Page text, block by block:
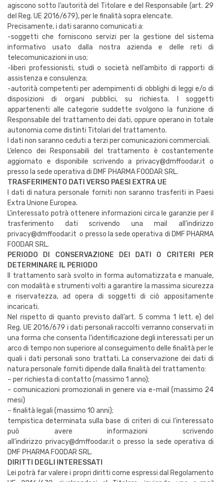
agiscono sotto l’autorità del Titolare e del Responsabile (art. 29
del Reg. UE 2016/679), per le finalità sopra elencate.
Precisamente, i dati saranno comunicati a:
-soggetti che forniscono servizi per la gestione del sistema
informativo usato dalla nostra azienda e delle reti di
telecomunicazioni in uso;
-liberi professionisti, studi o società nell’ambito di rapporti di
assistenza e consulenza;
-autorità competenti per adempimenti di obblighi di leggi e/o di
disposizioni di organi pubblici, su richiesta. I soggetti
appartenenti alle categorie suddette svolgono la funzione di
Responsabile del trattamento dei dati, oppure operano in totale
autonomia come distinti Titolari del trattamento.
I dati non saranno ceduti a terzi per comunicazioni commerciali.
L’elenco dei Responsabili del trattamento è costantemente
aggiornato e disponibile scrivendo a privacy@dmffoodar.it o
presso la sede operativa di DMF PHARMA FOODAR SRL.
TRASFERIMENTO DATI VERSO PAESI EXTRA UE
I dati di natura personale forniti non saranno trasferiti in Paesi
Extra Unione Europea.
L’interessato potrà ottenere informazioni circa le garanzie per il
trasferimento dati scrivendo una mail all’indirizzo
privacy@dmffoodar.it o presso la sede operativa di DMF PHARMA
FOODAR SRL.
PERIODO DI CONSERVAZIONE DEI DATI O CRITERI PER
DETERMINARE IL PERIODO
Il trattamento sarà svolto in forma automatizzata e manuale,
con modalità e strumenti volti a garantire la massima sicurezza
e riservatezza, ad opera di soggetti di ciò appositamente
incaricati.
Nel rispetto di quanto previsto dall’art. 5 comma 1 lett. e) del
Reg. UE 2016/679 i dati personali raccolti verranno conservati in
una forma che consenta l’identificazione degli interessati per un
arco di tempo non superiore al conseguimento delle finalità per le
quali i dati personali sono trattati. La conservazione dei dati di
natura personale forniti dipende dalla finalità del trattamento:
– per richiesta di contatto (massimo 1 anno);
– comunicazioni promozionali in genere via e-mail (massimo 24
mesi)
– finalità legali (massimo 10 anni);
tempistica determinata sulla base di criteri di cui l’interessato
può avere informazioni scrivendo
all’indirizzo privacy@dmffoodar.it o presso la sede operativa di
DMF PHARMA FOODAR SRL.
DIRITTI DEGLI INTERESSATI
Lei potrà far valere i propri diritti come espressi dal Regolamento